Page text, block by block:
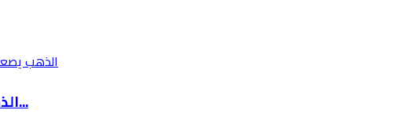
الذهب يصعد مع هبوط النفط بعد تأجيل ترامب أي ت...